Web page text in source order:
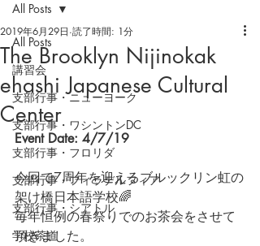
All Posts
講習会
支部行事・ニューヨーク
支部行事・ワシントンDC
支部行事・フロリダ
支部行事・フィラデルフィア
支部行事・シアトル
学校茶道
All Posts
The Brooklyn Nijinokak
ehashi Japanese Cultural
Center
2019年6月29日 読了時間: 1分
Event Date: 4/7/19
今回で7周年を迎えるブルックリン虹の
架け橋日本語学校🌈
毎年恒例の春祭りでのお茶会をさせて
頂きました。